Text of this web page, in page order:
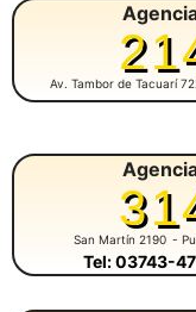
Av. Tambor de Tacuarí
San Martín 2190 -
Tel: 03743-